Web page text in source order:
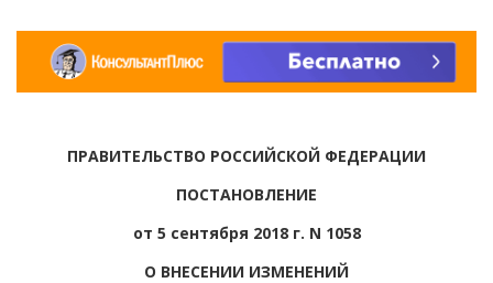
ПРАВИТЕЛЬСТВО РОССИЙСКОЙ ФЕДЕРАЦИИ
ПОСТАНОВЛЕНИЕ
от 5 сентября 2018 г. N 1058
О ВНЕСЕНИИ ИЗМЕНЕНИЙ